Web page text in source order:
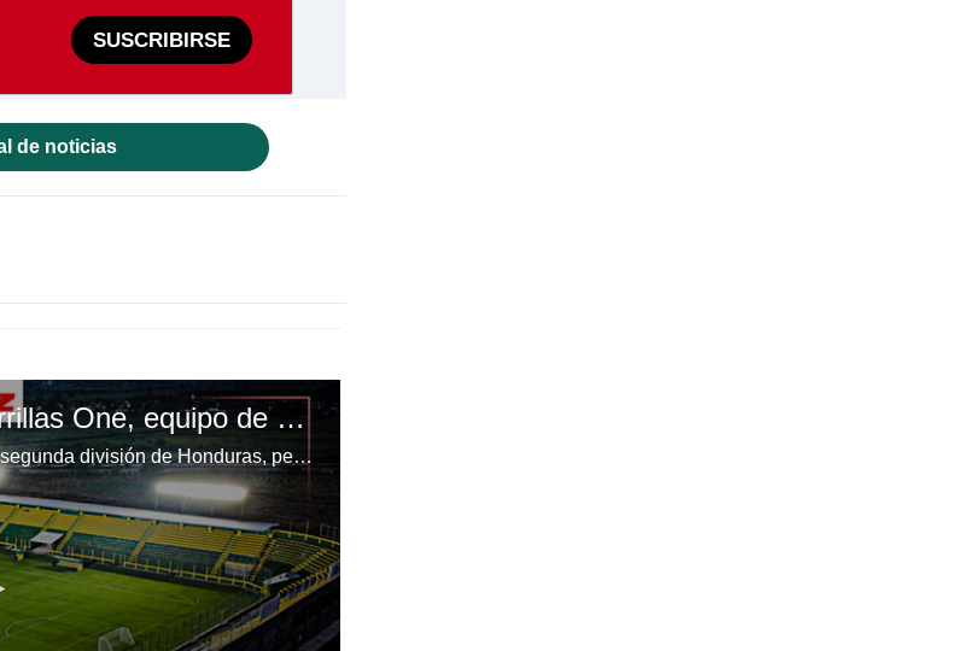
SUSCRIBIRSE
de noticias
El espectacular estadio de Parrillas One, equipo de segunda división
El club de La Lima, Parillas One, milita en la segunda división de Honduras, pero su estadio es un lujo total. Los Parrilleros son un digno ejemplo